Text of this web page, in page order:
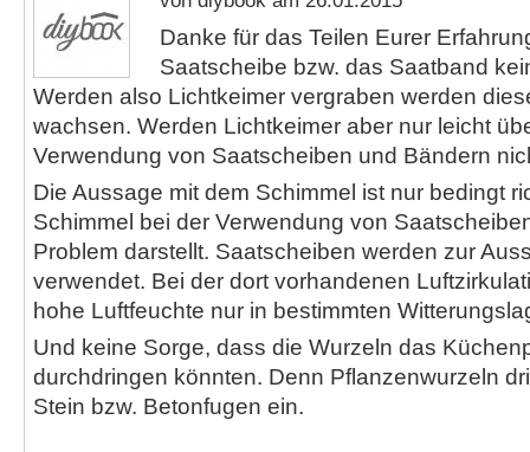
Danke für das Teilen Eurer
Saatscheibe bzw. das Saatband
Werden also Lichtkeimer vergraben werden
wachsen. Werden Lichtkeimer aber nur leicht
Verwendung von Saatscheiben und Bändern
Die Aussage mit dem Schimmel ist nur bedingt
Schimmel bei der Verwendung von
Problem darstellt. Saatscheiben werden zur
verwendet. Bei der dort vorhandenen
hohe Luftfeuchte nur in bestimmten
Und keine Sorge, dass die Wurzeln das
durchdringen könnten. Denn Pflanzenwurzeln
Stein bzw. Betonfugen ein.